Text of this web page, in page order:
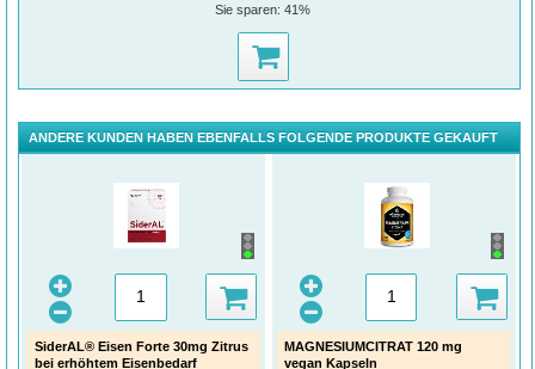
Sie sparen:41%
ANDERE KUNDEN HABEN EBENFALLS FOLGENDE PRODUKTE GEKAUFT
SiderAL® Eisen Forte 30mg Zitrus
bei erhöhtem Eisenbedarf
MAGNESIUMCITRAT 120 mg
vegan Kapseln